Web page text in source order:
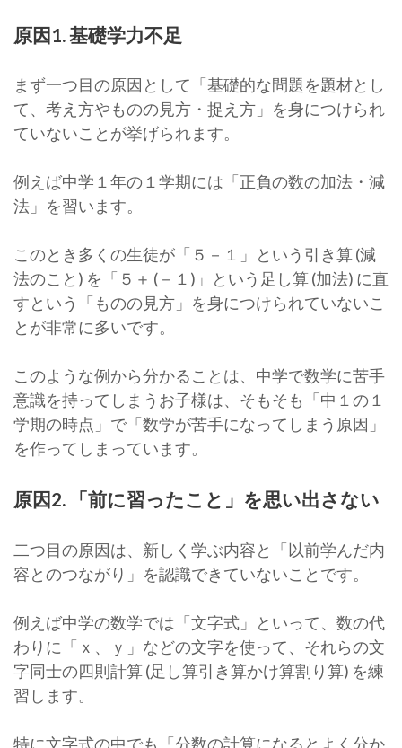
原因1. 基礎学力不足
まず一つ目の原因として「基礎的な問題を題材とし
て、考え方やものの見方・捉え方」を身につけられ
ていないことが挙げられます。
例えば中学１年の１学期には「正負の数の加法・減
法」を習います。
このとき多くの生徒が「５－１」という引き算 (減
法のこと) を「５＋ (－１)」という足し算 (加法) に直
すという「ものの見方」を身につけられていないこ
とが非常に多いです。
このような例から分かることは、中学で数学に苦手
意識を持ってしまうお子様は、そもそも「中１の１
学期の時点」で「数学が苦手になってしまう原因」
を作ってしまっています。
原因2. 「前に習ったこと」を思い出さない
二つ目の原因は、新しく学ぶ内容と「以前学んだ内
容とのつながり」を認識できていないことです。
例えば中学の数学では「文字式」といって、数の代
わりに「ｘ、ｙ」などの文字を使って、それらの文
字同士の四則計算 (足し算引き算かけ算割り算) を練
習します。
特に文字式の中でも「分数の計算になるとよく分か